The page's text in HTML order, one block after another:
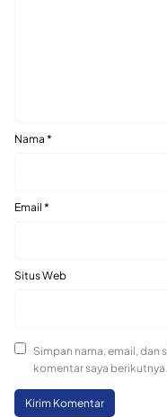
Nama *
Email *
Situs Web
Simpan nama, email, dan
komentar saya berikutnya.